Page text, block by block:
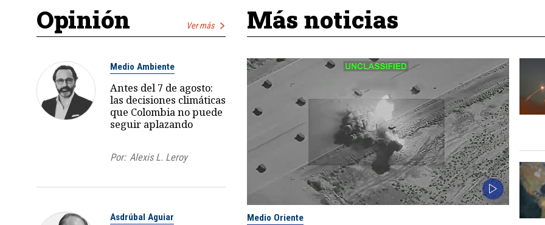
Opinión Ver más
Medio Ambiente
Antes del 7 de agosto:
las decisiones climáticas
que Colombia no puede
seguir aplazando
Por: Alexis L. Leroy
Asdrúbal Aguiar
Más noticias
Medio Oriente